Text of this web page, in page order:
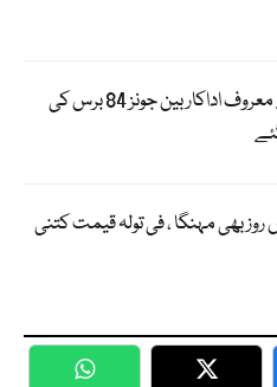
ڈیوکس آف ہیزرڈ کے معروف اداکار بین جونز 84 برس کی
بھی مہنگا ، فی تولہ قیمت کتنی